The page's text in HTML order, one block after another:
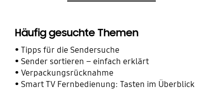
Häufig gesuchte Themen
Tipps für die Sendersuche
Sender sortieren – einfach erklärt
Verpackungsrücknahme
Smart TV Fernbedienung: Tasten im Überblick